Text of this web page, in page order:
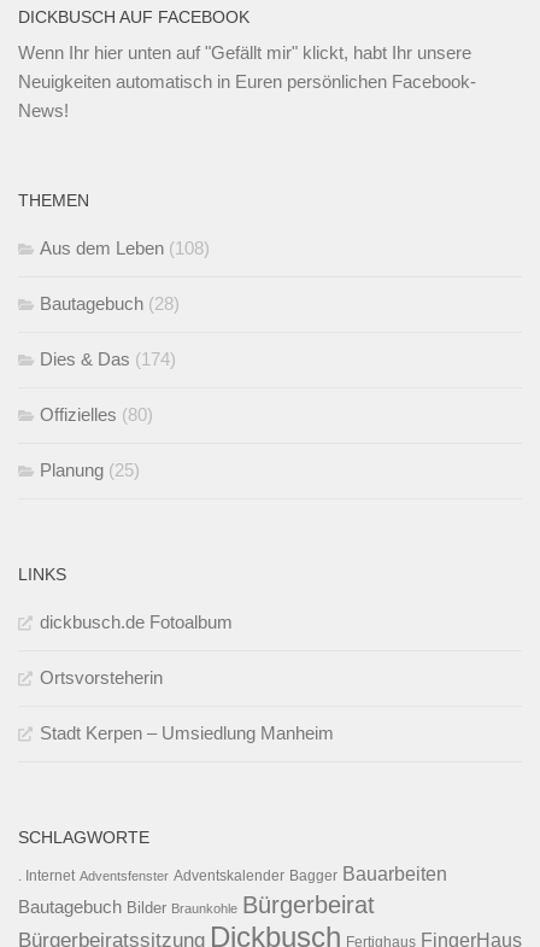
DICKBUSCH AUF FACEBOOK
Wenn Ihr hier unten auf "Gefällt mir" klickt, habt Ihr unsere
Neuigkeiten automatisch in Euren persönlichen Facebook-
News!
THEMEN
Aus dem Leben (108)
Bautagebuch (28)
Dies & Das (174)
Offizielles (80)
Planung (25)
LINKS
dickbusch.de Fotoalbum
Ortsvorsteherin
Stadt Kerpen – Umsiedlung Manheim
SCHLAGWORTE
. Internet Adventsfenster Adventskalender Bagger Bauarbeiten
Bautagebuch Bilder Braunkohle Bürgerbeirat
Bürgerbeiratssitzung Dickbusch Fertighaus FingerHaus